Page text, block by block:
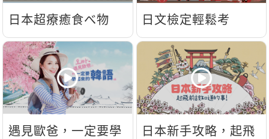
日本超療癒食べ物 日文檢定輕鬆考
遇見歐爸，一定要學
日本新手攻略，起飛